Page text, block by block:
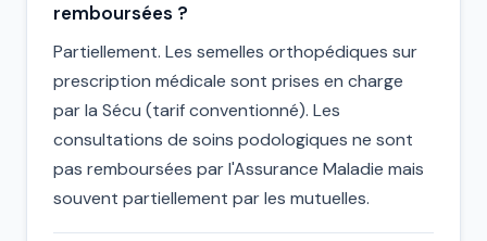
remboursées ?
Partiellement. Les semelles orthopédiques sur
prescription médicale sont prises en charge
par la Sécu (tarif conventionné). Les
consultations de soins podologiques ne sont
pas remboursées par l'Assurance Maladie mais
souvent partiellement par les mutuelles.